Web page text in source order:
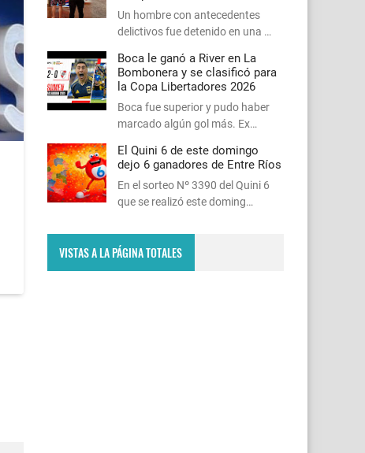
Un hombre con antecedentes
delictivos fue detenido en una …
Boca le ganó a River en La
Bombonera y se clasificó para
la Copa Libertadores 2026
Boca fue superior y pudo haber
marcado algún gol más. Ex…
El Quini 6 de este domingo
dejo 6 ganadores de Entre Ríos
En el sorteo Nº 3390 del Quini 6
que se realizó este doming…
VISTAS A LA PÁGINA TOTALES